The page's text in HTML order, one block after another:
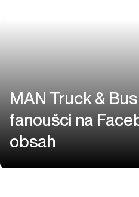
MAN Truck &
fanoušci na
obsah